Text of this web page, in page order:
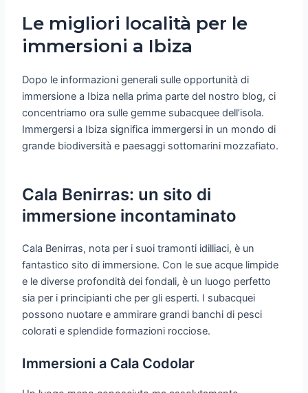
Le migliori località per le
immersioni a Ibiza
Dopo le informazioni generali sulle opportunità di
immersione a Ibiza nella prima parte del nostro blog, ci
concentriamo ora sulle gemme subacquee dell’isola.
Immergersi a Ibiza significa immergersi in un mondo di
grande biodiversità e paesaggi sottomarini mozzafiato.
Cala Benirras: un sito di
immersione incontaminato
Cala Benirras, nota per i suoi tramonti idilliaci, è un
fantastico sito di immersione. Con le sue acque limpide
e le diverse profondità dei fondali, è un luogo perfetto
sia per i principianti che per gli esperti. I subacquei
possono nuotare e ammirare grandi banchi di pesci
colorati e splendide formazioni rocciose.
Immersioni a Cala Codolar